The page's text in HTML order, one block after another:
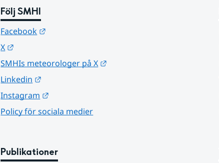
Följ SMHI
Facebook
X
SMHIs meteorologer på X
Linkedin
Instagram
Policy för sociala medier
Publikationer